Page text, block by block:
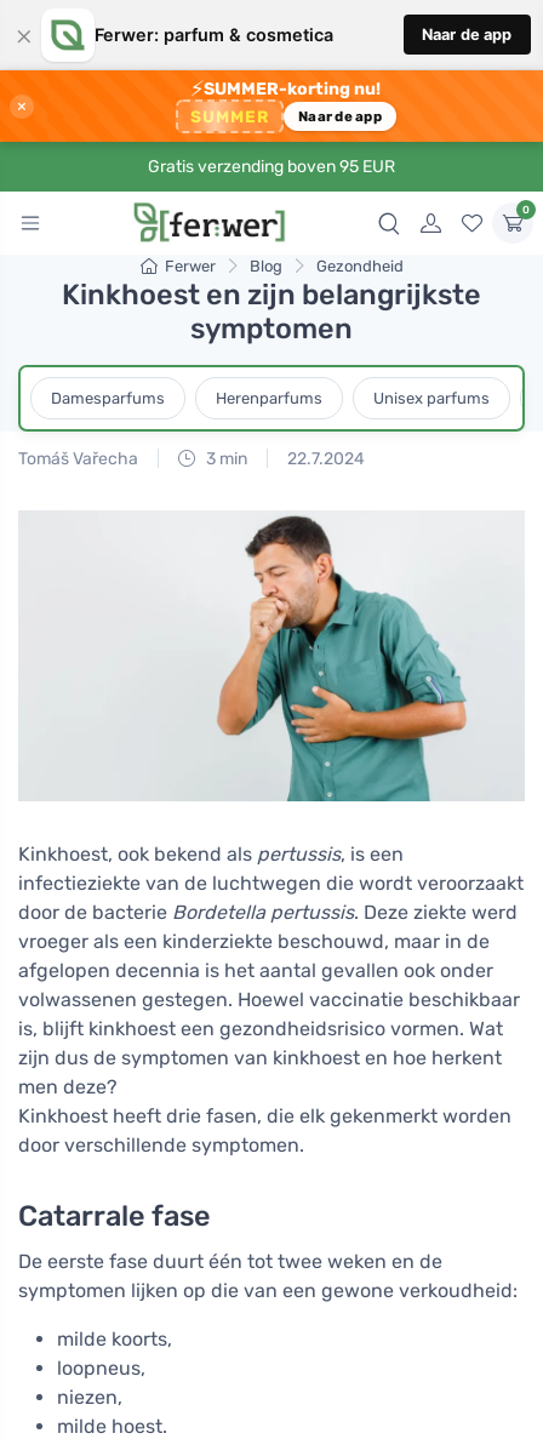
× Ferwer: parfum & cosmetica Naar de app
×
⚡SUMMER-korting nu!
SUMMER Naar de app
Gratis verzending boven 95 EUR
0
Ferwer Blog Gezondheid
Kinkhoest en zijn belangrijkste
symptomen
Damesparfums Herenparfums Unisex parfums
Tomáš Vařecha 3 min 22.7.2024
Kinkhoest, ook bekend als pertussis, is een
infectieziekte van de luchtwegen die wordt veroorzaakt
door de bacterie Bordetella pertussis. Deze ziekte werd
vroeger als een kinderziekte beschouwd, maar in de
afgelopen decennia is het aantal gevallen ook onder
volwassenen gestegen. Hoewel vaccinatie beschikbaar
is, blijft kinkhoest een gezondheidsrisico vormen. Wat
zijn dus de symptomen van kinkhoest en hoe herkent
men deze?
Kinkhoest heeft drie fasen, die elk gekenmerkt worden
door verschillende symptomen.
Catarrale fase
De eerste fase duurt één tot twee weken en de
symptomen lijken op die van een gewone verkoudheid:
milde koorts,
loopneus,
niezen,
milde hoest.